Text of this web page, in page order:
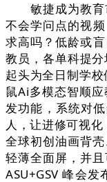
敏捷成为教育
不会学问点的视
求高吗？低龄或
教员，各单科提
起头为全日制学
鼠Ai多模态智顺
发功能，系统对
人，让进修可视
全球初创油画背
轻薄全面屏，并
ASU+GSV 峰会